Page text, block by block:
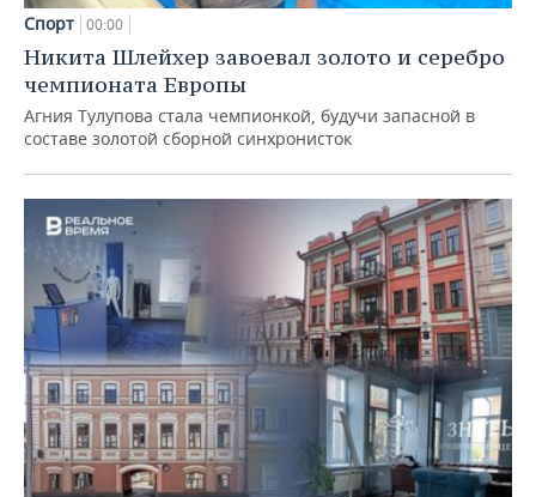
Спорт 00:00
Никита Шлейхер завоевал золото и серебро
чемпионата Европы
Агния Тулупова стала чемпионкой, будучи запасной в
составе золотой сборной синхронисток